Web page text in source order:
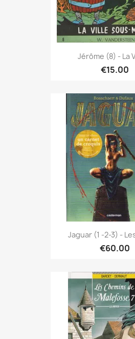
Jérôme (8) - La
€15.00
Jaguar (1 -2-3) -
€60.00